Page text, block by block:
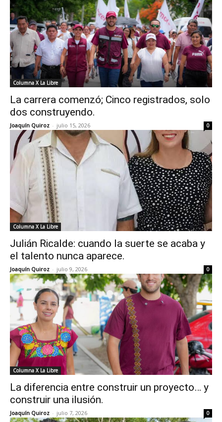
Columna X La Libre
La carrera comenzó; Cinco registrados, solo
dos construyendo.
Joaquín Quiroz - julio 15, 2026 0
Columna X La Libre
Julián Ricalde: cuando la suerte se acaba y
el talento nunca aparece.
Joaquín Quiroz - julio 9, 2026 0
Columna X La Libre
La diferencia entre construir un proyecto… y
construir una ilusión.
Joaquín Quiroz - julio 7, 2026 0